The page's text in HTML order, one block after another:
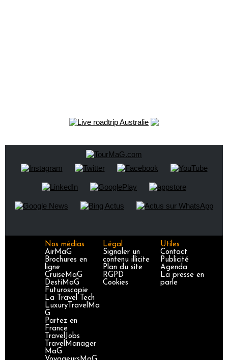
Nos médias
AirMaG
Brochures en
ligne
CruiseMaG
DestiMaG
Futuroscopie
La Travel Tech
LuxuryTravelMa
G
Partez en
France
TravelJobs
TravelManager
MaG
Légal
Signaler un
contenu illicite
Plan du site
RGPD
Cookies
Utiles
Contact
Publicité
Agenda
La presse en
parle